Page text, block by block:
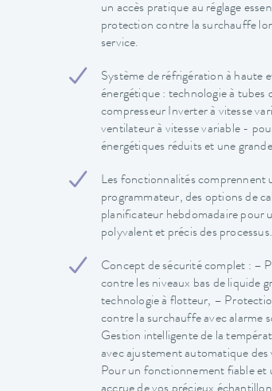
un accès pratique au réglage
protection contre la surchauffe
service.
Système de réfrigération à haute
énergétique : technologie à tubes
compresseur Inverter à vitesse
ventilateur à vitesse variable -
énergétiques réduits et une
Les fonctionnalités comprennent
programmateur, des options de
planificateur hebdomadaire pour
polyvalent et précis des processus.
Concept de sécurité complet : –
contre les niveaux bas de liquide
technologie à flotteur, –
contre la surchauffe avec alarme
Gestion intelligente de la
avec ajustement automatique des
Pour un fonctionnement fiable et